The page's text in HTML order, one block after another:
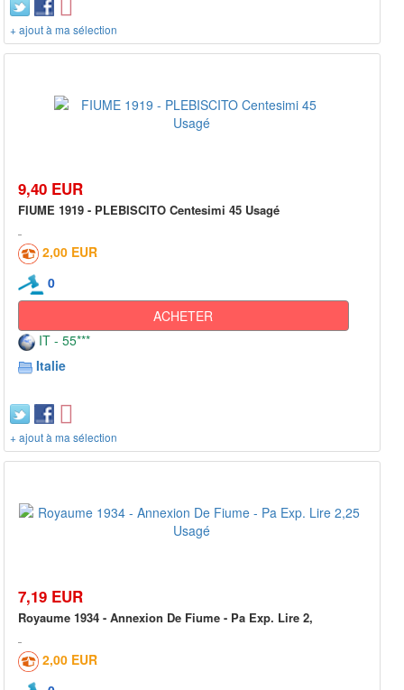
+ ajout à ma sélection
9,40 EUR
FIUME 1919 - PLEBISCITO Centesimi 45 Usagé
2,00 EUR
0
ACHETER
IT - 55***
Italie
+ ajout à ma sélection
7,19 EUR
Royaume 1934 - Annexion De Fiume - Pa Exp. Lire 2,
2,00 EUR